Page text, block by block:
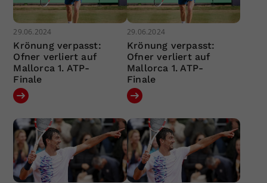
29.06.2024
Krönung verpasst:
Ofner verliert auf
Mallorca 1. ATP-
Finale
29.06.2024
Krönung verpasst:
Ofner verliert auf
Mallorca 1. ATP-
Finale